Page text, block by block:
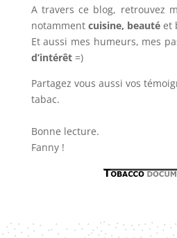
A travers ce blog, retrouvez
notamment cuisine, beautéet
Et aussi mes humeurs, mes
d’intérêt=)
Partagez vous aussi vos
tabac.
Bonne lecture.
Fanny !